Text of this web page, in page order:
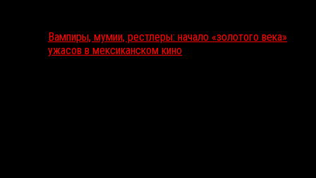
Вампиры, мумии, рестлеры: начало «золотого века»
ужасов в мексиканском кино